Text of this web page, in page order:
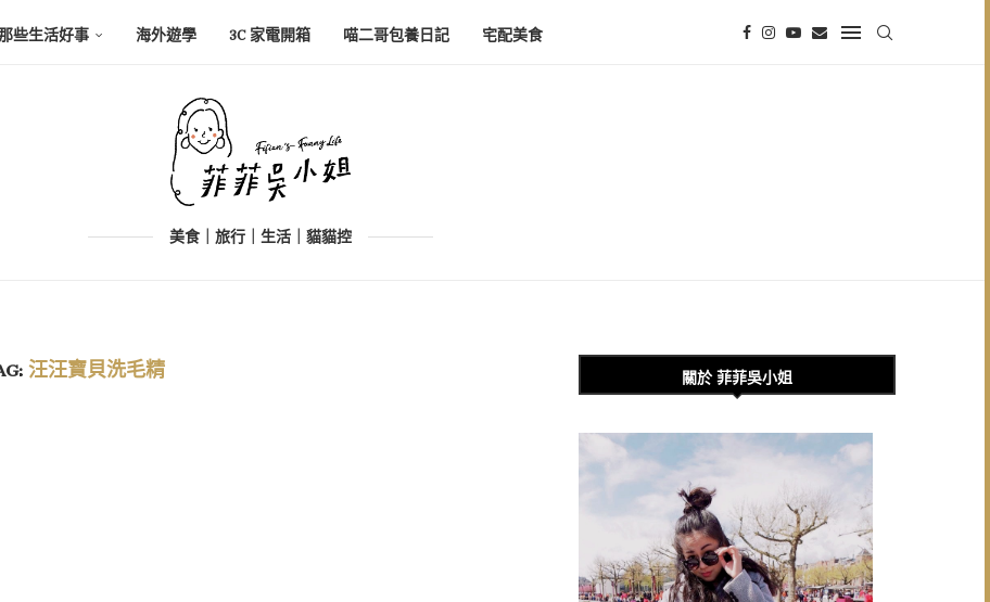
些生活好事 海外遊學 3C 家電開箱 喵二哥包養日記 宅配美食
美食｜旅行｜生活｜貓貓控
汪汪寶貝洗毛精 關於 菲菲吳小姐